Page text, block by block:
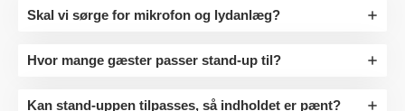
Skal vi sørge for mikrofon og lydanlæg?
Hvor mange gæster passer stand-up til?
Kan stand-uppen tilpasses, så indholdet er pænt?